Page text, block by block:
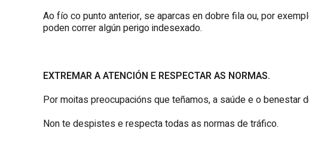
Ao fío co punto anterior, se aparcas en dobre fila ou, por
poden correr algún perigo indesexado.
EXTREMAR A ATENCIÓN E RESPECTAR AS NORMAS.
Por moitas preocupacións que teñamos, a saúde e o benestar
Non te despistes e respecta todas as normas de tráfico.